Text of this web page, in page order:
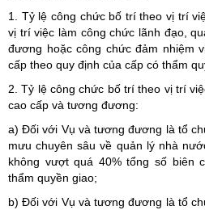
1. Tỷ lệ công chức bố trí theo vị trí
vị trí việc làm công chức lãnh đạo,
đương hoặc công chức đảm nhiệm
cấp theo quy định của cấp có thẩm
2. Tỷ lệ công chức bố trí theo vị trí
cao cấp và tương đương:
a) Đối với Vụ và tương đương là tổ
mưu chuyên sâu về quản lý nhà
không vượt quá 40% tổng số biên
thẩm quyền giao;
b) Đối với Vụ và tương đương là tổ